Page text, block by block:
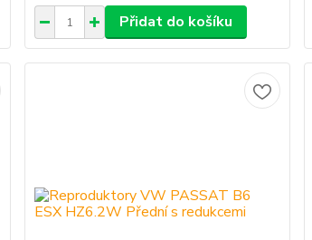
Přidat do košíku